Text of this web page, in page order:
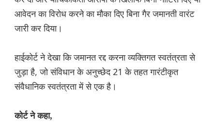
आवेदन का विरोध करने का मौका दिए बिना गैर जमानती वारंट
जारी कर दिया।
हाईकोर्ट ने देखा कि जमानत रद्द करना व्यक्तिगत स्वतंत्रता से
जुड़ा है, जो संविधान के अनुच्छेद 21 के तहत गारंटीकृत
संवैधानिक स्वतंत्रता में से एक है।
कोर्ट ने कहा,